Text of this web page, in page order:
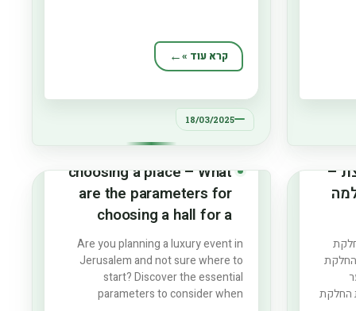
השגת תוצאות, נציג נתונים עדכניים ונבחן
את ההמלצות המקצועיות הנוכחיות
קרא עוד »
18/03/2025
–
על
החלקת
החלקת
choosing a place – What
are the parameters for
choosing a hall for a
luxury event in
Jerusalem?
Are you planning a luxury event in
Jerusalem and not sure where to
start? Discover the essential
parameters to consider when